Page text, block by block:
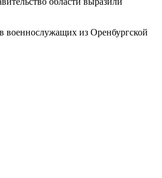
военнослужащих из Оренбургской